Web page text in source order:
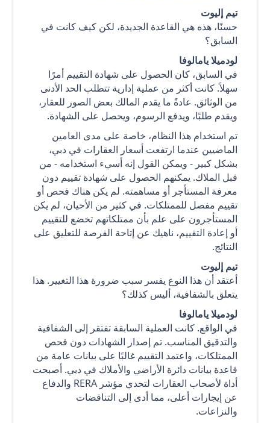
تيم إليوت
حسنًا، هذه هي القاعدة الجديدة، لكن كيف كانت في
السابق؟
لودميلا يامالوفا
في السابق، كان الحصول على شهادة التقييم أمرًا
سهلاً. كانت أكثر من عملية إدارية تتطلب الحد الأدنى
من الوثائق. عادةً ما يقدم المالك بعض الصور للعقار،
ويقدم طلبًا، ويدفع الرسوم، ويحصل على الشهادة.
تم استخدام هذا النظام، خاصة على مدى العامين
الماضيين عندما ارتفعت أسعار العقارات في دبي،
بشكل كبير - ويمكن القول إنه أسيء استخدامه - من
قبل الملاك. يمكنهم الحصول على شهادة تقييم دون
معرفة المستأجر أو مساهمته. لم يكن هناك فحص أو
تقييم مفصل للممتلكات. في كثير من الأحيان، لم يكن
المستأجرون على علم بأن ممتلكاتهم تخضع للتقييم
أو إعادة التقييم، ناهيك عن إتاحة الفرصة للتعليق على
النتائج.
تيم إليوت
أعتقد أن هذا النوع يفسر سبب ضرورة هذا التغيير. هذا
يتعلق بالشفافية، أليس كذلك؟
لودميلا يامالوفا
في الواقع. كانت العملية السابقة تفتقر إلى الشفافية
والتدقيق المناسب. تم إصدار الشهادات دون فحص
الممتلكات، واعتمد التقييم غالبًا على بيانات عامة من
قاعدة بيانات دائرة الأراضي والأملاك في دبي. أصبحت
أداة لأصحاب العقارات لتحدي مؤشر RERA والدفاع
عن إيجارات أعلى، مما أدى إلى التناقضات
والنزاعات.